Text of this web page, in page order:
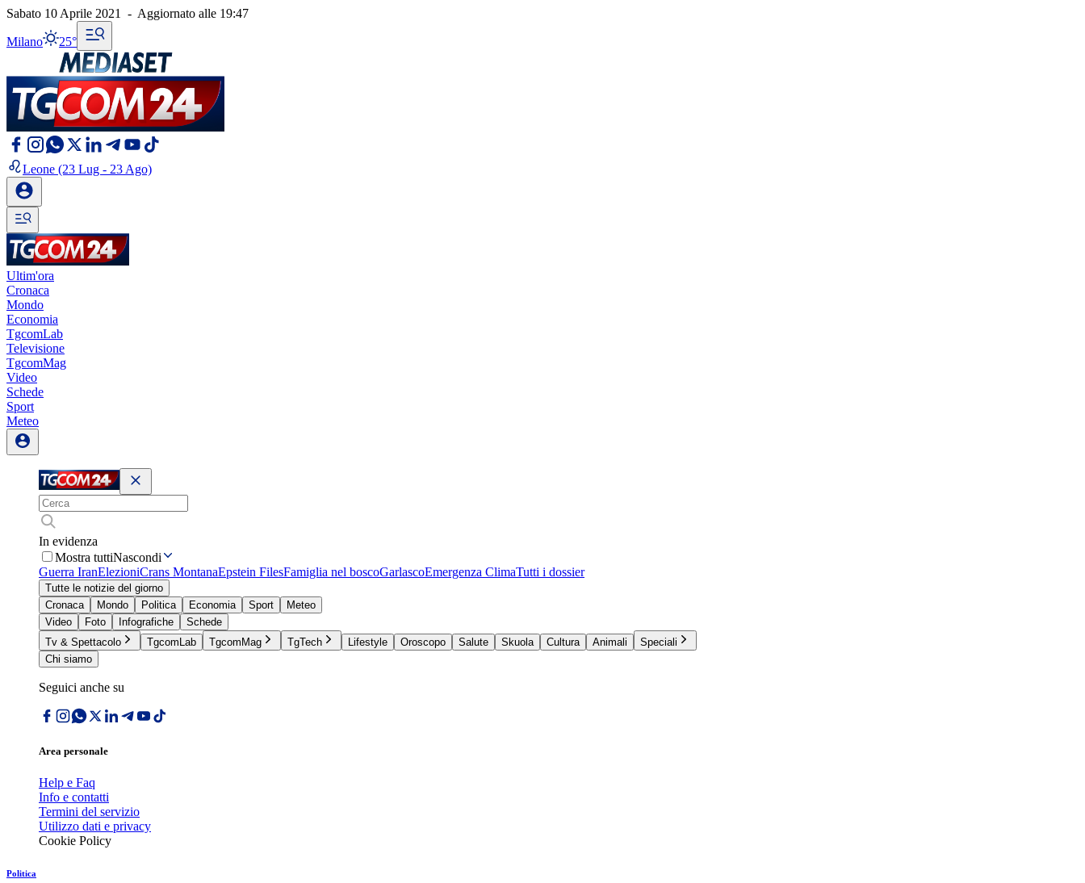
Sabato 10 Aprile 2021 - Aggiornato alle 19:47
Milano 25°
Leone (23 Lug - 23 Ago)
Ultim'ora
Cronaca
Mondo
Economia
TgcomLab
Televisione
TgcomMag
Video
Schede
Sport
Meteo
In evidenza
Mostra tuttiNascondi
Guerra IranElezioniCrans MontanaEpstein FilesFamiglia nel boscoGarlascoEmergenza ClimaTutti i dossier
Tutte le notizie del giorno
Cronaca
Mondo Politica Economia Sport
Meteo
Video
Foto Infografiche
Schede
Tv & Spettacolo
TgcomLab TgcomMag TgTech Lifestyle Oroscopo Salute Skuola Cultura Animali
Speciali
Chi siamo
Seguici anche su
Area personale
Help e Faq
Info e contatti
Termini del servizio
Utilizzo dati e privacy
Cookie Policy
Politica